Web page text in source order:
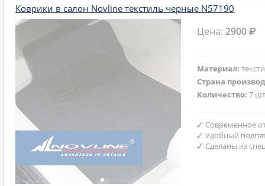
Коврики в салон Novline текстиль черные N57190
Цена:2900
Материал:
Страна
Количество:7
Современное
Удобный
Сделаны из